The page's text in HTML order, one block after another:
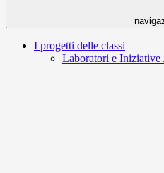
I progetti delle classi
Laboratori e Iniziative